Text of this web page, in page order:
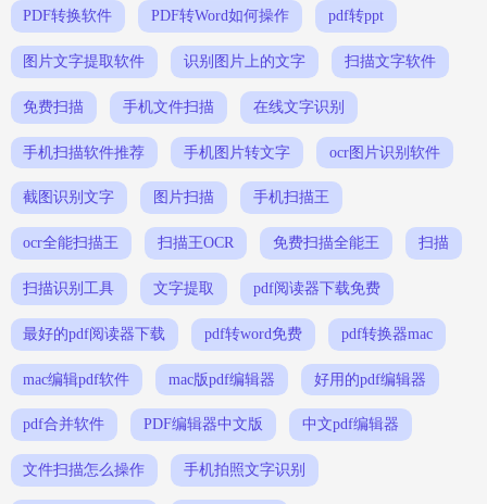
PDF转换软件 PDF转Word如何操作 pdf转ppt
图片文字提取软件 识别图片上的文字 扫描文字软件
免费扫描 手机文件扫描 在线文字识别
手机扫描软件推荐 手机图片转文字 ocr图片识别软件
截图识别文字 图片扫描 手机扫描王
ocr全能扫描王 扫描王OCR 免费扫描全能王 扫描
扫描识别工具 文字提取 pdf阅读器下载免费
最好的pdf阅读器下载 pdf转word免费 pdf转换器mac
mac编辑pdf软件 mac版pdf编辑器 好用的pdf编辑器
pdf合并软件 PDF编辑器中文版 中文pdf编辑器
文件扫描怎么操作 手机拍照文字识别